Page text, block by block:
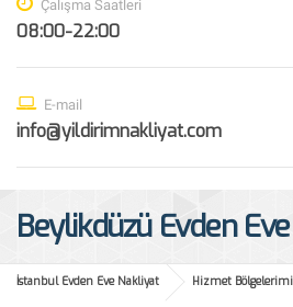
Çalışma Saatleri
08:00-22:00
E-mail
info@yildirimnakliyat.com
Beylikdüzü Evden
İstanbul Evden Eve Nakliyat Hizmet